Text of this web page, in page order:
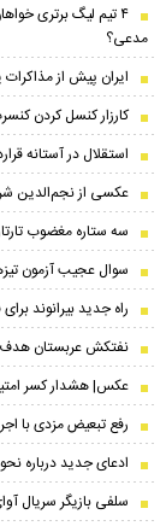
۴ تیم لیگ برتری
مدعی؟
ایران پیش از
کارزار کنسل کردن
استقلال در آستانه
عکسی از نجم‌الدین
سه ستاره مغضوب
سوال عجیب آزمون
راه جدید بیرانوند
نفتکش عربستان هدف
عکس| هشدار کسر
رفع تبعیض مزدی با
ادعای جدید درباره
سلفی بازیگر سریال